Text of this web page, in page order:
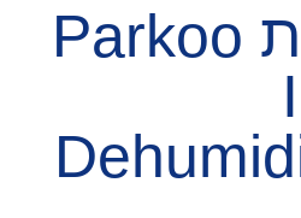
קולט לחות Parkoo